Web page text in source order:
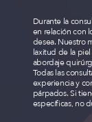
Durante la
en relación con
desea. Nuestro
laxitud de la
abordaje
Todas las
experiencia y
párpados. Si
específicas, no